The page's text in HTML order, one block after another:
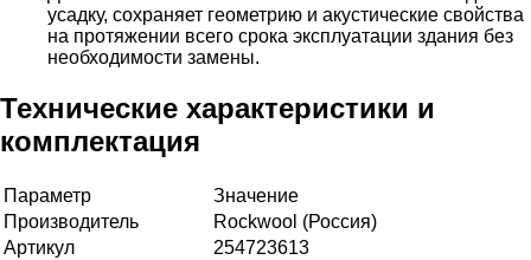
усадку, сохраняет геометрию и акустические свойства
на протяжении всего срока эксплуатации здания без
необходимости замены.
Технические характеристики и
комплектация
Параметр
Значение
Производитель
Rockwool (Россия)
Артикул
254723613